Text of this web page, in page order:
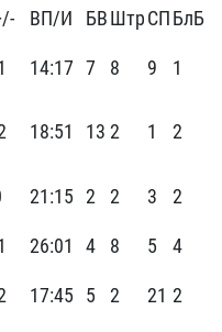
ВП/И БВШтрСПБлБ
14:17 7 8 9 1
18:51 13 2 1 2
21:15 2 2 3 2
26:01 4 8 5 4
17:45 5 2 21 2